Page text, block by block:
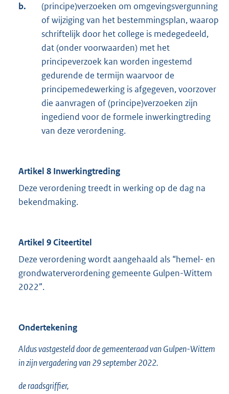
b.
(principe)verzoeken om omgevingsvergunning
of wijziging van het bestemmingsplan, waarop
schriftelijk door het college is medegedeeld,
dat (onder voorwaarden) met het
principeverzoek kan worden ingestemd
gedurende de termijn waarvoor de
principemedewerking is afgegeven, voorzover
die aanvragen of (principe)verzoeken zijn
ingediend voor de formele inwerkingtreding
van deze verordening.
Artikel 8 Inwerkingtreding
Deze verordening treedt in werking op de dag na
bekendmaking.
Artikel 9 Citeertitel
Deze verordening wordt aangehaald als “hemel- en
grondwaterverordening gemeente Gulpen-Wittem
2022”.
Ondertekening
Aldus vastgesteld door de gemeenteraad van Gulpen-Wittem
in zijn vergadering van 29 september 2022.
de raadsgriffier,